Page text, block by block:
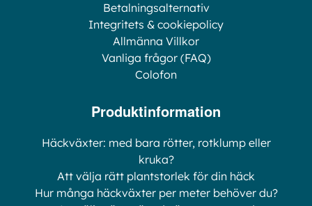
Betalningsalternativ
Integritets & cookiepolicy
Allmänna Villkor
Vanliga frågor (FAQ)
Colofon
Produktinformation
Häckväxter: med bara rötter, rotklump eller
kruka?
Att välja rätt plantstorlek för din häck
Hur många häckväxter per meter behöver du?